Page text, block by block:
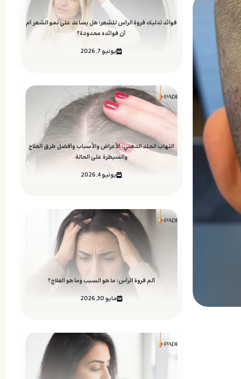
فوائد تدليك فروة الرأس للشعر: هل يساعد على نمو الشعر أم
أن فوائده محدودة؟
يونيو 7, 2026
التهاب الجلد الدهني: الأعراض والأسباب وأفضل طرق العلاج
والسيطرة على الحالة
يونيو 4, 2026
ألم فروة الرأس: ما هو السبب وما هو العلاج؟
مايو 30, 2026